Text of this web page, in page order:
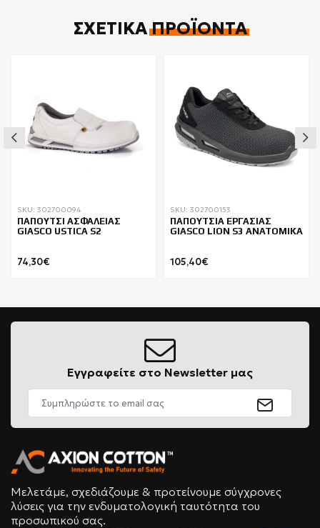
ΣΧΕΤΙΚΆΠΡΟΪΌΝΤΑ
SKU: 302700094
ΠΑΠΟΥΤΣΙ ΑΣΦΑΛΕΙΑΣ
GIASCO USTICA S2
74,30€
SKU: 302700153
ΠΑΠΟΥΤΣΙΑ ΕΡΓΑΣΙΑΣ
GIASCO LION S3 ΑΝΑΤΟΜΙΚΑ
105,40€
Εγγραφείτε στο Newsletter μας
Μελετάμε, σχεδιάζουμε & προτείνουμε σύγχρονες
λύσεις για την ενδυματολογική ταυτότητα του
προσωπικού σας.